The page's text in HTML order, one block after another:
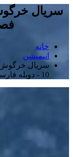
سریال
فصل 1 قسمت
خانه
انیمیشن
10 - دوبله فارسی